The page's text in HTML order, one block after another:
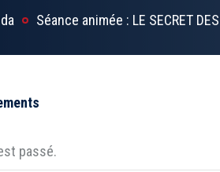
Séance animée : LE SECRET
passé.